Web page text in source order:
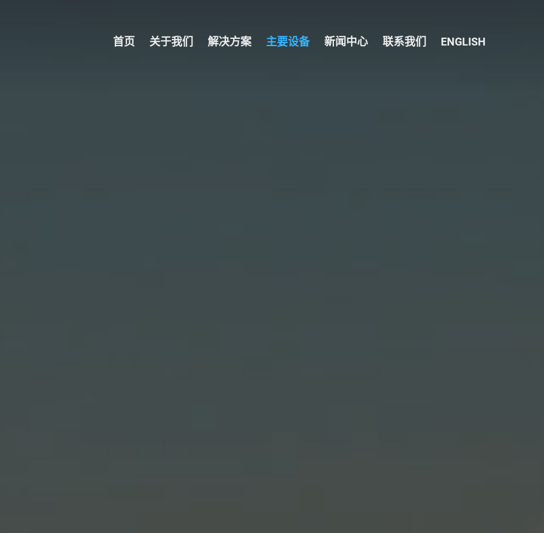
首页 关于我们 解决方案 主要设备 新闻中心 联系我们 ENGLISH